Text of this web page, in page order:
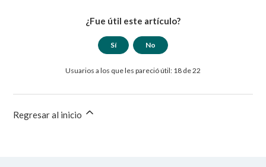
¿Fue útil este artículo?
Sí No
Usuarios a los que les pareció útil: 18 de 22
Regresar al inicio